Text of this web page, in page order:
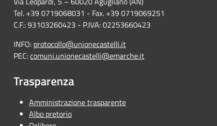
Tel. +39 0719068031 - Fax. +39 0719069251
C.F.: 93103260423 - P.IVA: 02253660423
INFO: protocollo@unionecastelli.it
PEC:comuni.unionecastelli@emarche.it
Trasparenza
Amministrazione trasparente
Albo pretorio